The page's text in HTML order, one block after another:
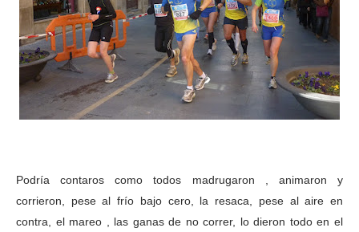
Podría contaros como todos madrugaron , animaron y
corrieron, pese al frío bajo cero, la resaca, pese al aire en
contra, el mareo , las ganas de no correr, lo dieron todo en el